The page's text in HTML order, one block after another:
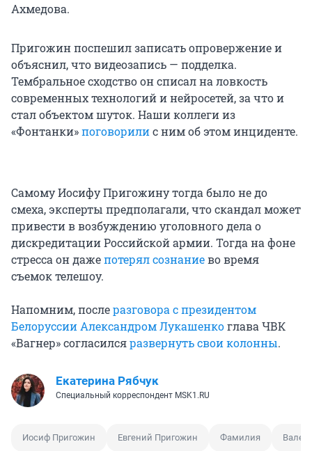
Ахмедова.
Пригожин поспешил записать опровержение и
объяснил, что видеозапись — подделка.
Тембральное сходство он списал на ловкость
современных технологий и нейросетей, за что и
стал объектом шуток. Наши коллеги из
«Фонтанки»поговорилис ним об этом инциденте.
Самому Иосифу Пригожину тогда было не до
смеха, эксперты предполагали, что скандал может
привести в возбуждению уголовного дела о
дискредитации Российской армии. Тогда на фоне
стресса он дажепотерял сознаниево время
съемок телешоу.
Напомним, послеразговора с президентом
Белоруссии Александром Лукашенкоглава ЧВК
«Вагнер» согласилсяразвернуть свои колонны.
Екатерина Рябчук
Специальный корреспондент MSK1.RU
Иосиф Пригожин Евгений Пригожин Фамилия